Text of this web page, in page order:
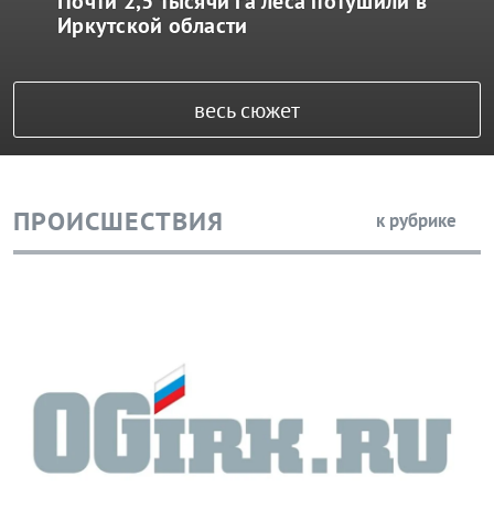
СВО бойца не достанутся отцу
отсутствующим права на выплаты по случаю гибели
участника боевых действий. Сын заявительницы погиб в
В Нижнеудинске осудили
закладчицу-рецидивистку